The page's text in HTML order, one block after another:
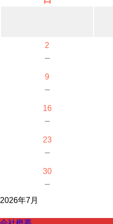
2
－
9
－
16
－
23
－
30
－
2026年7月